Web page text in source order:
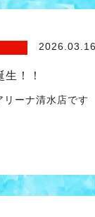
2026.03.16
！！
ーナ清水店で